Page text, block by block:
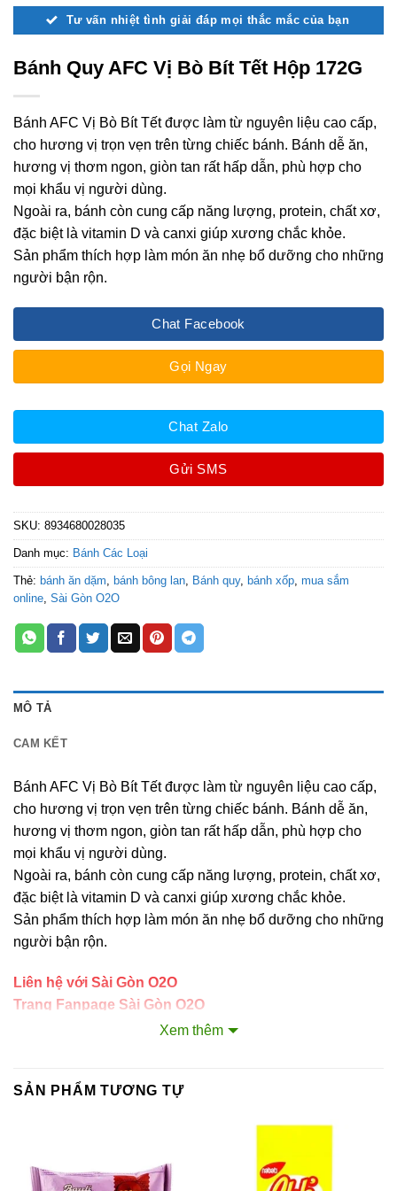
Tư vấn nhiệt tình giải đáp mọi thắc mắc của bạn
Bánh Quy AFC Vị Bò Bít Tết Hộp 172G
Bánh AFC Vị Bò Bít Tết được làm từ nguyên liệu cao cấp,
cho hương vị trọn vẹn trên từng chiếc bánh. Bánh dễ ăn,
hương vị thơm ngon, giòn tan rất hấp dẫn, phù hợp cho
mọi khẩu vị người dùng.
Ngoài ra, bánh còn cung cấp năng lượng, protein, chất xơ,
đặc biệt là vitamin D và canxi giúp xương chắc khỏe.
Sản phẩm thích hợp làm món ăn nhẹ bổ dưỡng cho những
người bận rộn.
Chat Facebook
Gọi Ngay
Chat Zalo
Gửi SMS
SKU: 8934680028035
Danh mục: Bánh Các Loại
Thẻ: bánh ăn dặm, bánh bông lan, Bánh quy, bánh xốp, mua sắm
online, Sài Gòn O2O
MÔ TẢ
CAM KẾT
Bánh AFC Vị Bò Bít Tết được làm từ nguyên liệu cao cấp,
cho hương vị trọn vẹn trên từng chiếc bánh. Bánh dễ ăn,
hương vị thơm ngon, giòn tan rất hấp dẫn, phù hợp cho
mọi khẩu vị người dùng.
Ngoài ra, bánh còn cung cấp năng lượng, protein, chất xơ,
đặc biệt là vitamin D và canxi giúp xương chắc khỏe.
Sản phẩm thích hợp làm món ăn nhẹ bổ dưỡng cho những
người bận rộn.
Liên hệ với Sài Gòn O2O
Trang Fanpage Sài Gòn O2O
Fortadeck ván sàn
Xem thêm
SẢN PHẨM TƯƠNG TỰ